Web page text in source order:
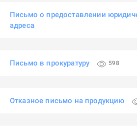
Письмо о предоставлении
адреса
Письмо в прокуратуру 598
Отказное письмо на продукцию